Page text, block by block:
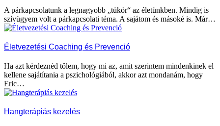
A párkapcsolatunk a legnagyobb „tükör“ az életünkben. Mindig is
szívügyem volt a párkapcsolati téma. A sajátom és másoké is. Már…
Életvezetési Coaching és Prevenció
Ha azt kérdeznéd tőlem, hogy mi az, amit szerintem mindenkinek el
kellene sajátítania a pszichológiából, akkor azt mondanám, hogy
Eric…
Hangterápiás kezelés